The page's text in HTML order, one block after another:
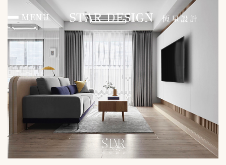
MENU
首頁 HOME
作品總覽 PORTFOLIO
住宅 RESIDENTIAL
辦公 Office
商空 Commercial